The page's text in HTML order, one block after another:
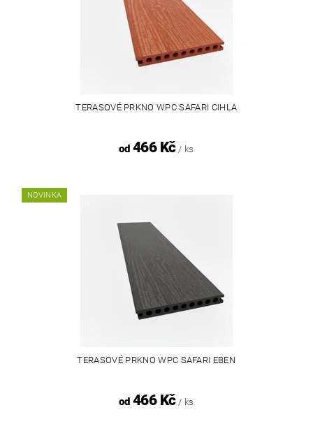
TERASOVÉ PRKNO WPC SAFARI CIHLA
od466 Kč / ks
NOVINKA
TERASOVÉ PRKNO WPC SAFARI EBEN
od466 Kč / ks